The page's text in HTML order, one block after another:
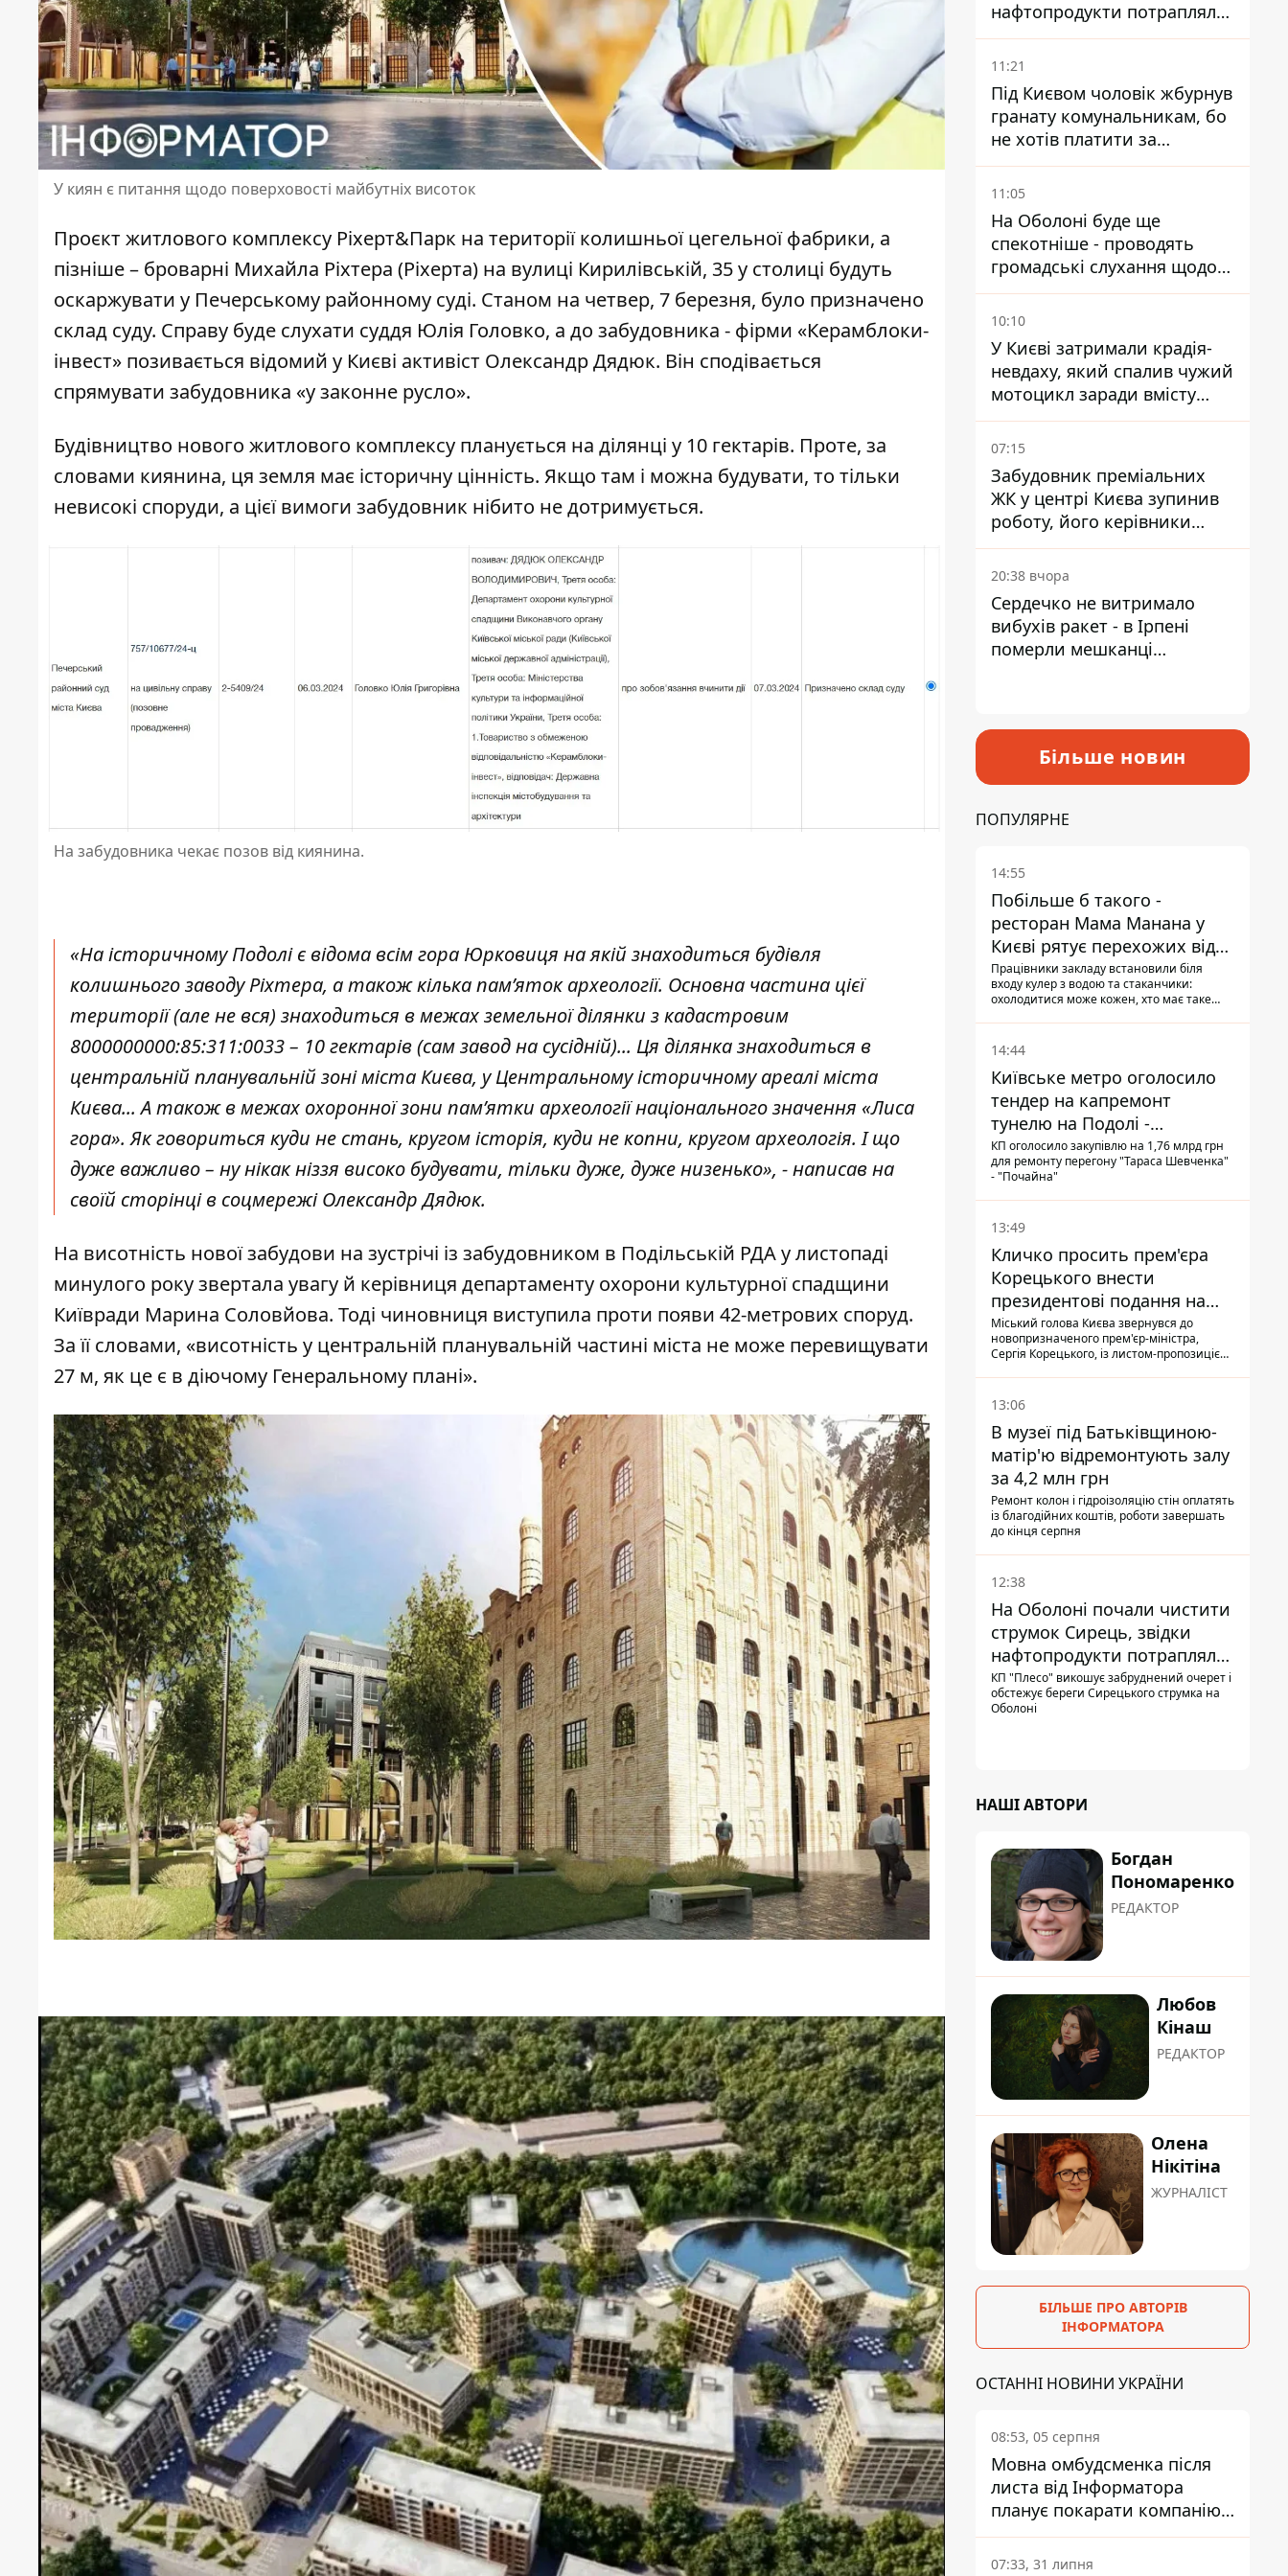
У киян є питання щодо поверховості майбутніх висоток
Проєкт житлового комплексу Ріхерт&Парк на території колишньої цегельної фабрики, а
пізніше – броварні Михайла Ріхтера (Ріхерта) на вулиці Кирилівській, 35 у столиці будуть
оскаржувати у Печерському районному суді. Станом на четвер, 7 березня, було призначено
склад суду. Справу буде слухати суддя Юлія Головко, а до забудовника - фірми «Керамблоки-
інвест» позивається відомий у Києві активіст Олександр Дядюк. Він сподівається
спрямувати забудовника «у законне русло».
Будівництво нового житлового комплексу планується на ділянці у 10 гектарів. Проте, за
словами киянина, ця земля має історичну цінність. Якщо там і можна будувати, то тільки
невисокі споруди, а цієї вимоги забудовник нібито не дотримується.
На забудовника чекає позов від киянина.
«На історичному Подолі є відома всім гора Юрковиця на якій знаходиться будівля
колишнього заводу Ріхтера, а також кілька пам’яток археології. Основна частина цієї
території (але не вся) знаходиться в межах земельної ділянки з кадастровим
8000000000:85:311:0033 – 10 гектарів (сам завод на сусідній)... Ця ділянка знаходиться в
центральній планувальній зоні міста Києва, у Центральному історичному ареалі міста
Києва... А також в межах охоронної зони пам’ятки археології національного значення «Лиса
гора». Як говориться куди не стань, кругом історія, куди не копни, кругом археологія. І що
дуже важливо – ну нікак ніззя високо будувати, тільки дуже, дуже низенько», - написав на
своїй сторінці в соцмережі Олександр Дядюк.
На висотність нової забудови на зустрічі із забудовником в Подільській РДА у листопаді
минулого року звертала увагу й керівниця департаменту охорони культурної спадщини
Київради Марина Соловйова. Тоді чиновниця виступила проти появи 42-метрових споруд.
За її словами, «висотність у центральній планувальній частині міста не може перевищувати
27 м, як це є в діючому Генеральному плані».
нафтопродукти потрапляли
до озер
11:21
Під Києвом чоловік жбурнув
гранату комунальникам, бо
не хотів платити за
квитанціями
11:05
На Оболоні буде ще
спекотніше - проводять
громадські слухання щодо
храму УГКЦ на Північній
10:10
У Києві затримали крадія-
невдаху, який спалив чужий
мотоцикл заради вмісту
багажника
07:15
Забудовник преміальних
ЖК у центрі Києва зупинив
роботу, його керівники
втекли з України - Bihus.info
20:38 вчора
Сердечко не витримало
вибухів ракет - в Ірпені
померли мешканці
Більше новин
ПОПУЛЯРНЕ
14:55
Побільше б такого -
ресторан Мама Манана у
Києві рятує перехожих від
спеки
Працівники закладу встановили біля
входу кулер з водою та стаканчики:
охолодитися може кожен, хто має таке
14:44
Київське метро оголосило
тендер на капремонт
тунелю на Подолі -
триватиме майже два роки
КП оголосило закупівлю на 1,76 млрд грн
для ремонту перегону "Тараса Шевченка"
- "Почайна"
13:49
Кличко просить прем'єра
Корецького внести
президентові подання на
звільнення володаря
Троєщини Бахматова
Міський голова Києва звернувся до
новопризначеного прем'єр-міністра,
Сергія Корецького, із листом-пропозицією
13:06
В музеї під Батьківщиною-
матір'ю відремонтують залу
за 4,2 млн грн
Ремонт колон і гідроізоляцію стін оплатять
із благодійних коштів, роботи завершать
до кінця серпня
12:38
На Оболоні почали чистити
струмок Сирець, звідки
нафтопродукти потрапляли
до озер
КП "Плесо" викошує забруднений очерет і
обстежує береги Сирецького струмка на
Оболоні
НАШІ АВТОРИ
Богдан
Пономаренко
РЕДАКТОР
Любов
Кінаш
РЕДАКТОР
Олена
Нікітіна
ЖУРНАЛІСТ
БІЛЬШЕ ПРО АВТОРІВ
ІНФОРМАТОРА
ОСТАННІ НОВИНИ УКРАЇНИ
08:53, 05 серпня
Мовна омбудсменка після
листа від Інформатора
планує покарати компанію-
підрядника ПриватБанку
07:33, 31 липня